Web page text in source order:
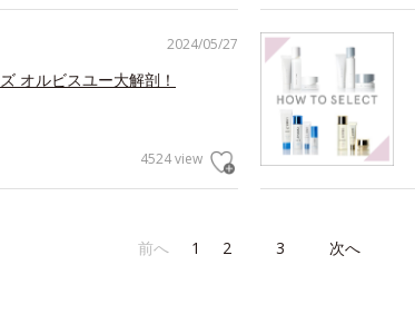
2024/05/27
オルビスユー大解剖！
4524 view
前へ 1 2 3 次へ